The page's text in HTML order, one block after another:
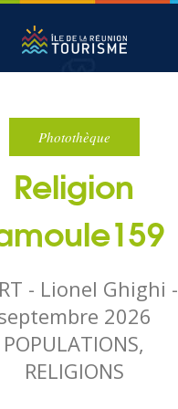
touristiques
indicateurs
de presse
Photothèque
Religion
- Lionel Ghighi -
2026
POPULATIONS,
RELIGIONS